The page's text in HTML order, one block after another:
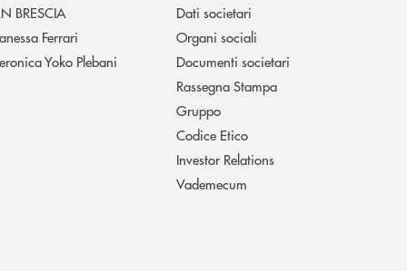
BRESCIA
Ferrari
Yoko Plebani
Dati societari
Organi sociali
Documenti societari
Rassegna Stampa
Gruppo
Codice Etico
Investor Relations
Vademecum